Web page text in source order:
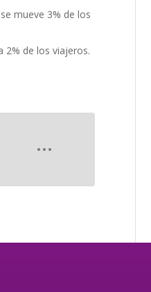
mueve 3% de los
de los viajeros.